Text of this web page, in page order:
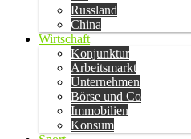
Russland
China
Wirtschaft
Konjunktur
Arbeitsmarkt
Unternehmen
Börse und Co
Immobilien
Konsum